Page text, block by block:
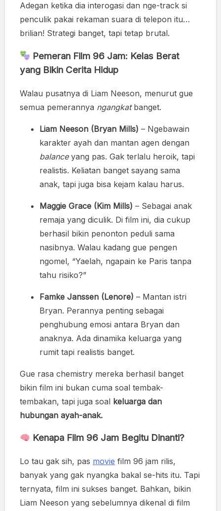
Adegan ketika dia interogasi dan nge-track si
penculik pakai rekaman suara di telepon itu…
brilian! Strategi banget, tapi tetap brutal.
Pemeran Film 96 Jam: Kelas Berat
yang Bikin Cerita Hidup
Walau pusatnya di Liam Neeson, menurut gue
semua pemerannya ngangkatbanget.
Liam Neeson (Bryan Mills) – Ngebawain
karakter ayah dan mantan agen dengan
balanceyang pas. Gak terlalu heroik, tapi
realistis. Keliatan banget sayang sama
anak, tapi juga bisa kejam kalau harus.
Maggie Grace (Kim Mills) – Sebagai anak
remaja yang diculik. Di film ini, dia cukup
berhasil bikin penonton peduli sama
nasibnya. Walau kadang gue pengen
ngomel, “Yaelah, ngapain ke Paris tanpa
tahu risiko?”
Famke Janssen (Lenore) – Mantan istri
Bryan. Perannya penting sebagai
penghubung emosi antara Bryan dan
anaknya. Ada dinamika keluarga yang
rumit tapi realistis banget.
Gue rasa chemistry mereka berhasil banget
bikin film ini bukan cuma soal tembak-
tembakan, tapi juga soal keluarga dan
hubungan ayah-anak.
Kenapa Film 96 Jam Begitu Dinanti?
Lo tau gak sih, pas movie film 96 jam rilis,
banyak yang gak nyangka bakal se-hits itu. Tapi
ternyata, film ini sukses banget. Bahkan, bikin
Liam Neeson yang sebelumnya dikenal di film